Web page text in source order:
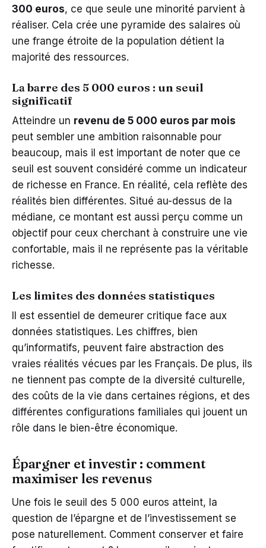
300 euros, ce que seule une minorité parvient à
réaliser. Cela crée une pyramide des salaires où
une frange étroite de la population détient la
majorité des ressources.
La barre des 5 000 euros : un seuil
significatif
Atteindre un revenu de 5 000 euros par mois
peut sembler une ambition raisonnable pour
beaucoup, mais il est important de noter que ce
seuil est souvent considéré comme un indicateur
de richesse en France. En réalité, cela reflète des
réalités bien différentes. Situé au-dessus de la
médiane, ce montant est aussi perçu comme un
objectif pour ceux cherchant à construire une vie
confortable, mais il ne représente pas la véritable
richesse.
Les limites des données statistiques
Il est essentiel de demeurer critique face aux
données statistiques. Les chiffres, bien
qu’informatifs, peuvent faire abstraction des
vraies réalités vécues par les Français. De plus, ils
ne tiennent pas compte de la diversité culturelle,
des coûts de la vie dans certaines régions, et des
différentes configurations familiales qui jouent un
rôle dans le bien-être économique.
Épargner et investir : comment
maximiser les revenus
Une fois le seuil des 5 000 euros atteint, la
question de l’épargne et de l’investissement se
pose naturellement. Comment conserver et faire